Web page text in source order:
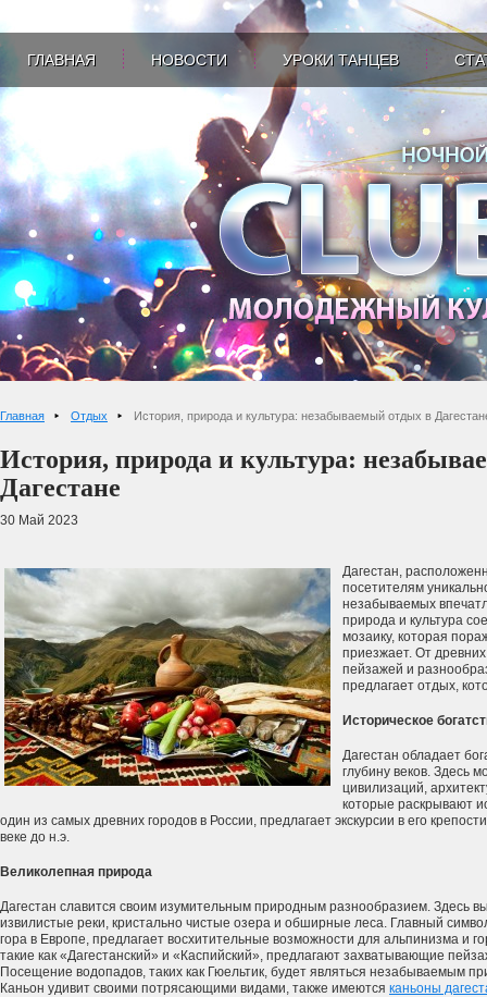
ГЛАВНАЯ НОВОСТИ УРОКИ ТАНЦЕВ
Главная Отдых История, природа и культура: незабываемый отдых в
История, природа и культура:
Дагестане
30 Май 2023
Дагестан,
посетителям
незабываемых
природа и культура
мозаику, которая
приезжает. От
пейзажей и
предлагает отдых,
Историческое
Дагестан обладает
глубину веков. Здесь
цивилизаций,
которые раскрывают
один из самых древних городов в России, предлагает экскурсии в его
веке до н.э.
Великолепная природа
Дагестан славится своим изумительным природным разнообразием. Здесь
извилистые реки, кристально чистые озера и обширные леса. Главный
гора в Европе, предлагает восхитительные возможности для альпинизма и
такие как «Дагестанский» и «Каспийский», предлагают захватывающие
Посещение водопадов, таких как Гюельтик, будет являться незабываемым
Каньон удивит своими потрясающими видами, также имеются каньоны